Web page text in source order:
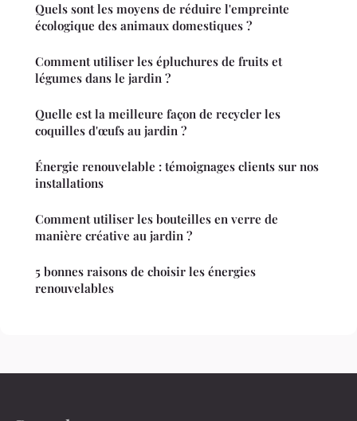
Quels sont les moyens de réduire l'empreinte
écologique des animaux domestiques ?
Comment utiliser les épluchures de fruits et
légumes dans le jardin ?
Quelle est la meilleure façon de recycler les
coquilles d'œufs au jardin ?
Énergie renouvelable : témoignages clients sur nos
installations
Comment utiliser les bouteilles en verre de
manière créative au jardin ?
5 bonnes raisons de choisir les énergies
renouvelables